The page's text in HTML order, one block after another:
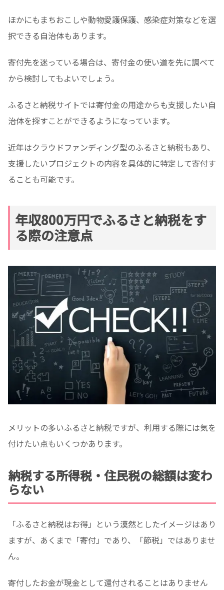
ほかにもまちおこしや動物愛護保護、感染症対策などを選
択できる自治体もあります。
寄付先を迷っている場合は、寄付金の使い道を先に調べて
から検討してもよいでしょう。
ふるさと納税サイトでは寄付金の用途からも支援したい自
治体を探すことができるようになっています。
近年はクラウドファンディング型のふるさと納税もあり、
支援したいプロジェクトの内容を具体的に特定して寄付す
ることも可能です。
年収800万円でふるさと納税をす
る際の注意点
メリットの多いふるさと納税ですが、利用する際には気を
付けたい点もいくつかあります。
納税する所得税・住民税の総額は変わ
らない
「ふるさと納税はお得」という漠然としたイメージはあり
ますが、あくまで「寄付」であり、「節税」ではありませ
ん。
寄付したお金が現金として還付されることはありません